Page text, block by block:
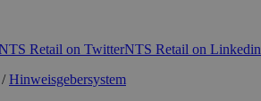
Retail on TwitterNTS Retail on Linkedin
/Hinweisgebersystem